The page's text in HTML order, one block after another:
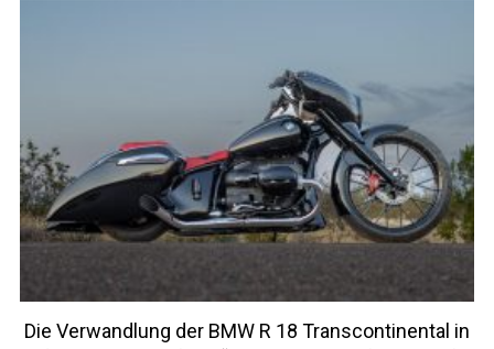
Die Verwandlung der BMW R 18 Transcontinental in